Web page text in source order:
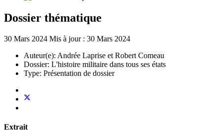
Dossier thématique
30 Mars 2024 Mis à jour : 30 Mars 2024
Auteur(e): Andrée Laprise et Robert Comeau
Dossier: L'histoire militaire dans tous ses états
Type: Présentation de dossier
Extrait